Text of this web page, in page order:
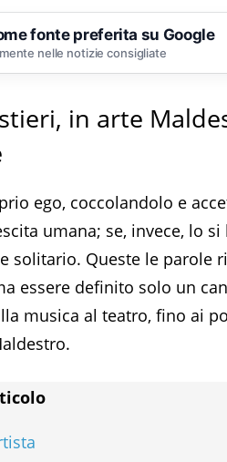
fonte preferita su Google
nelle notizie consigliate
in arte
ego, coccolandolo e
umana; se, invece, lo
solitario. Queste le parole
essere definito solo un
musica al teatro, fino ai